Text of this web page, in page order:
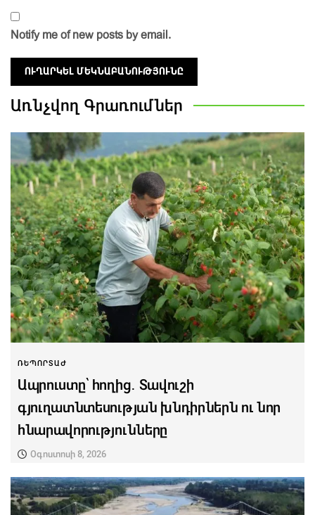
Notify me of new posts by email.
Առնչվող Գրառումներ
ՌԵՊՈՐՏԱԺ
Ապրուստը՝ հողից․ Տավուշի
գյուղատնտեսության խնդիրներն ու նոր
հնարավորությունները
Օգոստոսի 8, 2026